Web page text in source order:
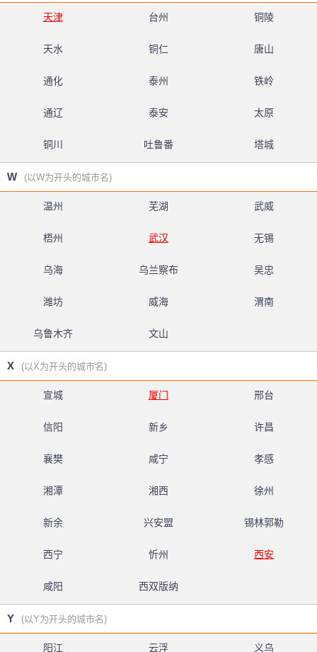
天津 台州 铜陵
天水 铜仁 唐山
通化 泰州 铁岭
通辽 泰安 太原
铜川 吐鲁番 塔城
W (以W为开头的城市名)
温州 芜湖 武威
梧州 武汉 无锡
乌海 乌兰察布 吴忠
潍坊 威海 渭南
乌鲁木齐 文山
X (以X为开头的城市名)
宣城 厦门 邢台
信阳 新乡 许昌
襄樊 咸宁 孝感
湘潭 湘西 徐州
新余 兴安盟 锡林郭勒
西宁 忻州 西安
咸阳 西双版纳
Y (以Y为开头的城市名)
阳江 云浮 义乌